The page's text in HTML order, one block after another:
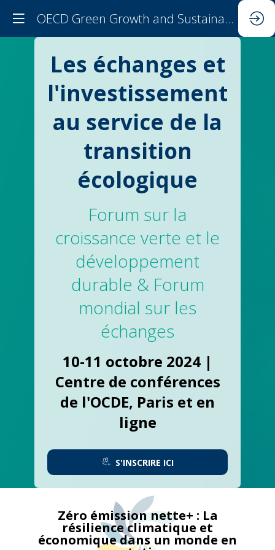
OECD Green Growth and Sustainable Development Forum 2024
Les échanges et
l'investissement
au service de la
transition
écologique
Forum sur la
croissance verte et le
développement
durable & Forum
mondial sur les
échanges
10-11 octobre 2024 |
Centre de conférences
de l'OCDE, Paris et en
ligne
S'INSCRIRE ICI
Zéro émission nette+ : La
résilience climatique et
économique dans un monde en